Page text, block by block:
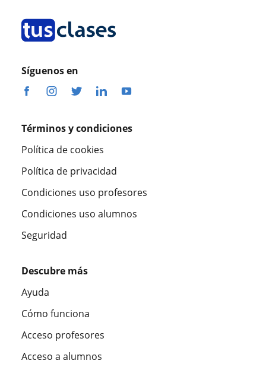
Síguenos en
Términos y condiciones
Política de cookies
Política de privacidad
Condiciones uso profesores
Condiciones uso alumnos
Seguridad
Descubre más
Ayuda
Cómo funciona
Acceso profesores
Acceso a alumnos